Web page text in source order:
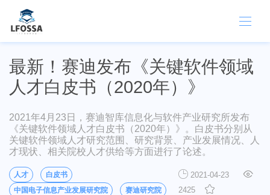
最新！赛迪发布《关键软件领域
人才白皮书（2020年）》
2021年4月23日，赛迪智库信息化与软件产业研究所发布
《关键软件领域人才白皮书（2020年）》。白皮书分别从
关键软件领域人才研究范围、研究背景、产业发展情况、人
才现状、相关院校人才供给等方面进行了论述。
人才
白皮书
中国电子信息产业发展研究院
赛迪研究院
2021-04-23
2425